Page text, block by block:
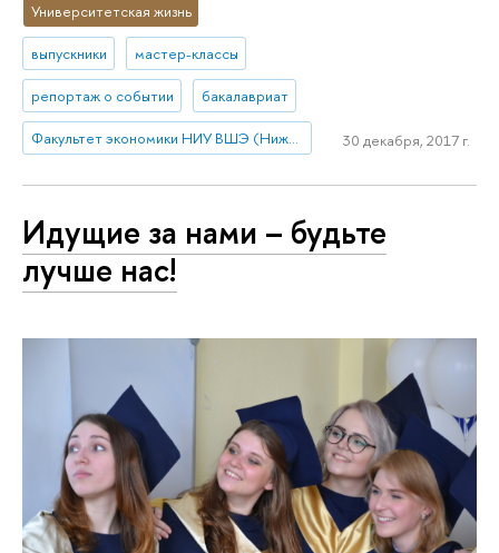
Университетская жизнь
выпускники мастер-классы
репортаж о событии бакалавриат
Факультет экономики НИУ ВШЭ (Нижний Новгород) 30 декабря, 2017 г.
Идущие за нами – будьте
лучше нас!